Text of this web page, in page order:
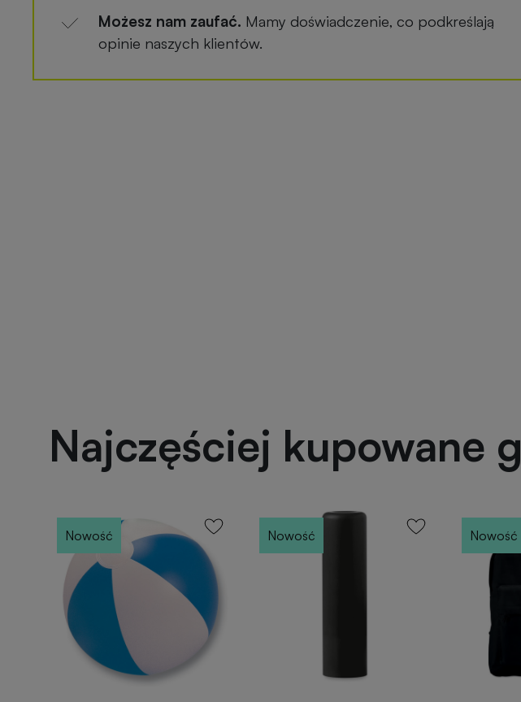
Możesz nam zaufać. Mamy doświadczenie, co podkreślają
opinie naszych klientów.
Najczęściej kupowane
Nowość Nowość Nowość